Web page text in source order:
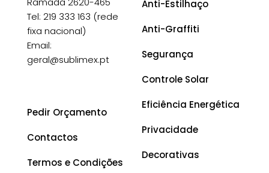
Tel: 219 333 163 (rede
fixa nacional)
Email:
geral@sublimex.pt
Pedir Orçamento
Contactos
Termos e Condições
Anti-Estilhaço
Anti-Graffiti
Segurança
Controle Solar
Eficiência Energética
Privacidade
Decorativas